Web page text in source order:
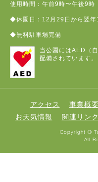
使用時間：午前9時〜午後9時
◆休園日：12月29日から翌年
◆無料駐車場完備
当公園にはAED（
配備されています。
アクセス 事業概要
お天気情報
関連リンク
Copyright ©
All